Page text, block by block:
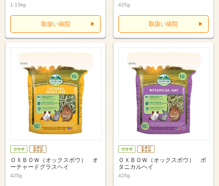
1.13kg
取扱い病院
425g
取扱い病院
ＯＸＢＯＷ（オックスボウ） オ
ーチャードグラスヘイ
425g
ＯＸＢＯＷ（オックスボウ） ボ
タニカルヘイ
425g